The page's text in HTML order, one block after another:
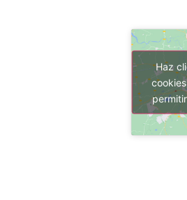
Haz